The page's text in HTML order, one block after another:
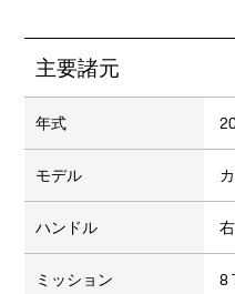
主要諸元
年式
モデル
ハンドル 右
ミッション 8